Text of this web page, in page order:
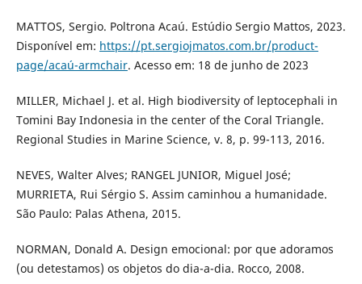
MATTOS, Sergio. Poltrona Acaú. Estúdio Sergio Mattos, 2023.
Disponível em: https://pt.sergiojmatos.com.br/product-
page/acaú-armchair. Acesso em: 18 de junho de 2023
MILLER, Michael J. et al. High biodiversity of leptocephali in
Tomini Bay Indonesia in the center of the Coral Triangle.
Regional Studies in Marine Science, v. 8, p. 99-113, 2016.
NEVES, Walter Alves; RANGEL JUNIOR, Miguel José;
MURRIETA, Rui Sérgio S. Assim caminhou a humanidade.
São Paulo: Palas Athena, 2015.
NORMAN, Donald A. Design emocional: por que adoramos
(ou detestamos) os objetos do dia-a-dia. Rocco, 2008.